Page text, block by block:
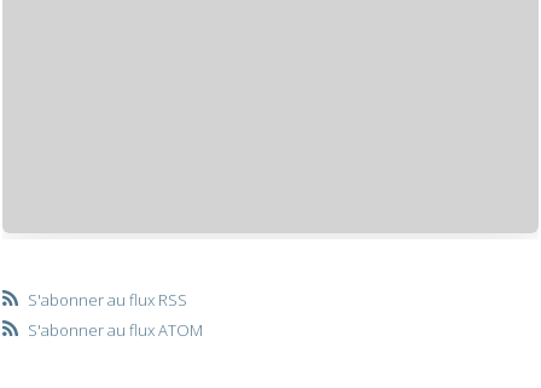
S'abonner au flux RSS
S'abonner au flux ATOM